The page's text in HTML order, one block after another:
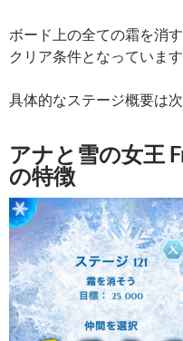
ボード上の全ての霜を消
クリア条件となっています
具体的なステージ概要は次
アナと雪の女王
の特徴